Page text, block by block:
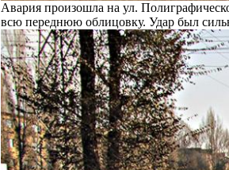
Авария произошла на ул.
всю переднюю облицовку. Удар был